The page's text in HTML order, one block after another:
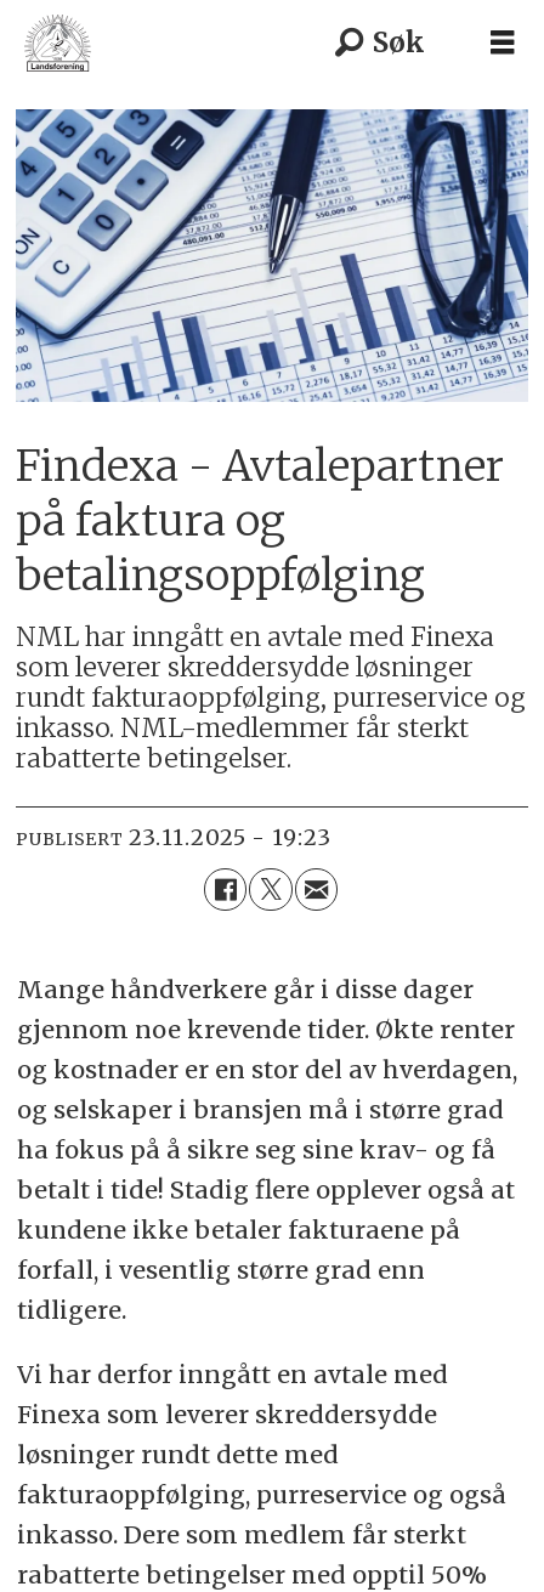
Findexa - Avtalepartner
på faktura og
betalingsoppfølging
NML har inngått en avtale med Finexa
som leverer skreddersydde løsninger
rundt fakturaoppfølging, purreservice og
inkasso. NML-medlemmer får sterkt
rabatterte betingelser.
PUBLISERT 23.11.2025 - 19:23
Mange håndverkere går i disse dager
gjennom noe krevende tider. Økte renter
og kostnader er en stor del av hverdagen,
og selskaper i bransjen må i større grad
ha fokus på å sikre seg sine krav- og få
betalt i tide! Stadig flere opplever også at
kundene ikke betaler fakturaene på
forfall, i vesentlig større grad enn
tidligere.
Vi har derfor inngått en avtale med
Finexa som leverer skreddersydde
løsninger rundt dette med
fakturaoppfølging, purreservice og også
inkasso. Dere som medlem får sterkt
rabatterte betingelser med opptil 50%